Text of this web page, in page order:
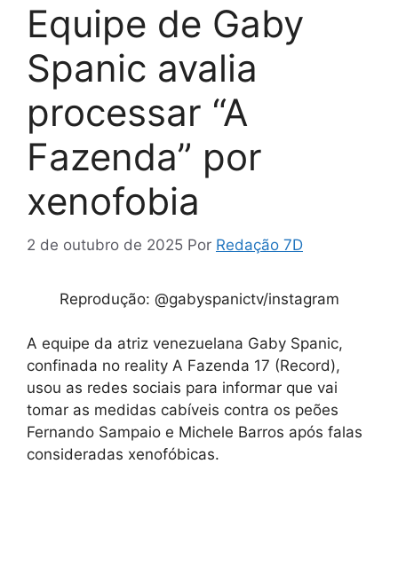
Equipe de Gaby
Spanic avalia
processar “A
Fazenda” por
xenofobia
2 de outubro de 2025 Por Redação 7D
Reprodução: @gabyspanictv/instagram
A equipe da atriz venezuelana Gaby Spanic,
confinada no reality A Fazenda 17 (Record),
usou as redes sociais para informar que vai
tomar as medidas cabíveis contra os peões
Fernando Sampaio e Michele Barros após falas
consideradas xenofóbicas.